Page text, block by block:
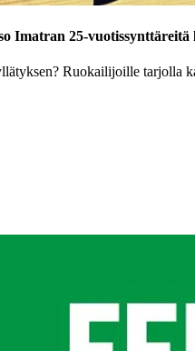
Imatran 25-vuotissynttäreitä
? Ruokailijoille tarjolla